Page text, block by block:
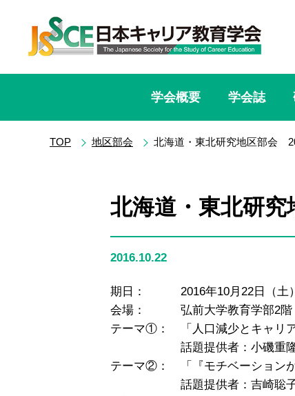
学会概要 学会誌
TOP 地区部会 北海道・東北研究地区部会
北海道・東北研
2016.10.22
期日： 2016年10月22日（土
会場： 弘前大学教育学部2階
テーマ①： 「人口減少とキャリア
話題提供者：小磯重隆（弘
テーマ②： 「『モチベーションが
話題提供者：吉崎聡子（弘